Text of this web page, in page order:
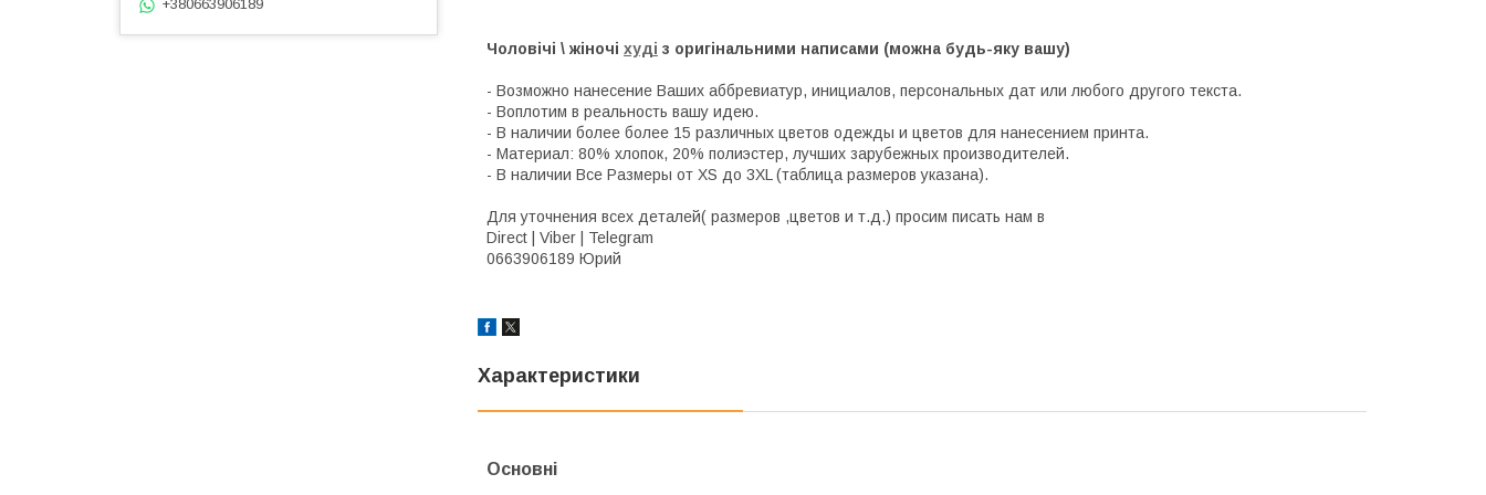
Чоловічі \ жіночі худі з оригінальними написами (можна будь-яку вашу)
- Возможно нанесение Ваших аббревиатур, инициалов, персональных дат или любого другого текста.
- Воплотим в реальность вашу идею.
- В наличии более более 15 различных цветов одежды и цветов для нанесением принта.
- Материал: 80% хлопок, 20% полиэстер, лучших зарубежных производителей.
- В наличии Все Размеры от XS до 3XL (таблица размеров указана).
Для уточнения всех деталей( размеров ,цветов и т.д.) просим писать нам в
Direct | Viber | Telegram
0663906189 Юрий
Характеристики
Основні
+380663906189